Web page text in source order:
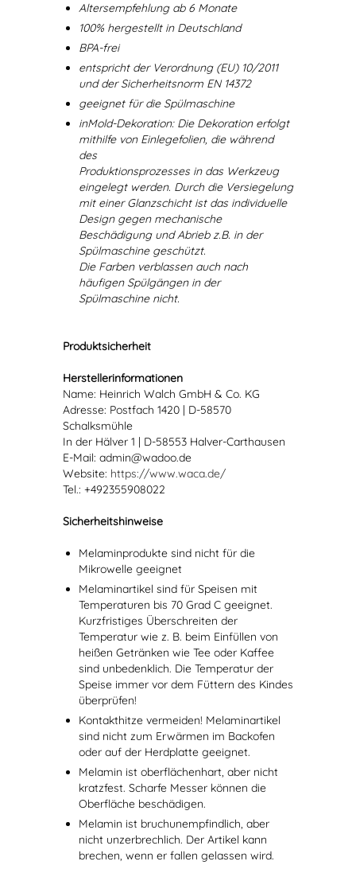
Altersempfehlung ab 6 Monate
100% hergestellt in Deutschland
BPA-frei
entspricht der Verordnung (EU) 10/2011
und der Sicherheitsnorm EN 14372
geeignet für die Spülmaschine
inMold-Dekoration: Die Dekoration erfolgt
mithilfe von Einlegefolien, die während
des
Produktionsprozesses in das Werkzeug
eingelegt werden. Durch die Versiegelung
mit einer Glanzschicht ist das individuelle
Design gegen mechanische
Beschädigung und Abrieb z.B. in der
Spülmaschine geschützt.
Die Farben verblassen auch nach
häufigen Spülgängen in der
Spülmaschine nicht.
Produktsicherheit
Herstellerinformationen
Name: Heinrich Walch GmbH & Co. KG
Adresse: Postfach 1420 | D-58570
Schalksmühle
In der Hälver 1 | D-58553 Halver-Carthausen
E-Mail: admin@wadoo.de
Website: https://www.waca.de/
Tel.: +492355908022
Sicherheitshinweise
Melaminprodukte sind nicht für die
Mikrowelle geeignet
Melaminartikel sind für Speisen mit
Temperaturen bis 70 Grad C geeignet.
Kurzfristiges Überschreiten der
Temperatur wie z. B. beim Einfüllen von
heißen Getränken wie Tee oder Kaffee
sind unbedenklich. Die Temperatur der
Speise immer vor dem Füttern des Kindes
überprüfen!
Kontakthitze vermeiden! Melaminartikel
sind nicht zum Erwärmen im Backofen
oder auf der Herdplatte geeignet.
Melamin ist oberflächenhart, aber nicht
kratzfest. Scharfe Messer können die
Oberfläche beschädigen.
Melamin ist bruchunempfindlich, aber
nicht unzerbrechlich. Der Artikel kann
brechen, wenn er fallen gelassen wird.